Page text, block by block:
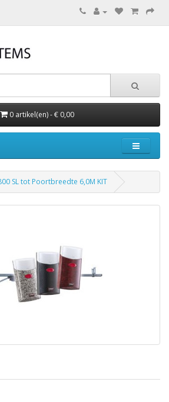
0 artikel(en) - € 0,00
SL tot Poortbreedte 6,0M KIT